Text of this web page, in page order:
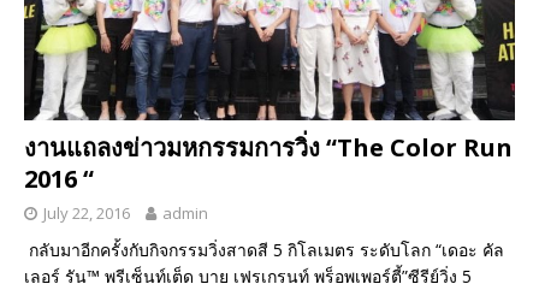
งานแถลงข่าวมหกรรมการวิ่ง “The Color Run
2016 “
July 22, 2016 admin
กลับมาอีกครั้งกับกิจกรรมวิ่งสาดสี 5 กิโลเมตร ระดับโลก “เดอะ คัล
เลอร์ รัน™ พรีเซ็นท์เต็ด บาย เฟรเกรนท์ พร็อพเพอร์ตี้”ซีรีย์วิ่ง 5